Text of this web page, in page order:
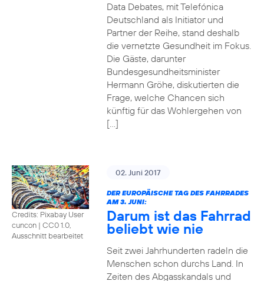
Data Debates, mit Telefónica
Deutschland als Initiator und
Partner der Reihe, stand deshalb
die vernetzte Gesundheit im Fokus.
Die Gäste, darunter
Bundesgesundheitsminister
Hermann Gröhe, diskutierten die
Frage, welche Chancen sich
künftig für das Wohlergehen von
[…]
Credits: Pixabay User
cuncon | CC0 1.0,
Ausschnitt bearbeitet
02. Juni 2017
DER EUROPÄISCHE TAG DES FAHRRADES
AM 3. JUNI:
Darum ist das Fahrrad
beliebt wie nie
Seit zwei Jahrhunderten radeln die
Menschen schon durchs Land. In
Zeiten des Abgasskandals und